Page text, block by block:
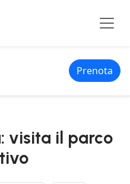
Prenota
con aperitivo
visita il parco